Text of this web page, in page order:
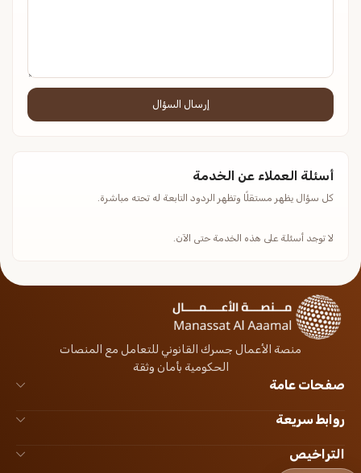
إرسال السؤال
أسئلة العملاء عن الخدمة
كل سؤال يظهر مستقلًا وتظهر الردود التابعة له تحته مباشرة.
لا توجد أسئلة على هذه الخدمة حتى الآن.
منصة الأعمال جسرك القانوني للتعامل مع المنصات
الحكومية بأمان وثقة
صفحات عامة
روابط سريعة
التراخيص